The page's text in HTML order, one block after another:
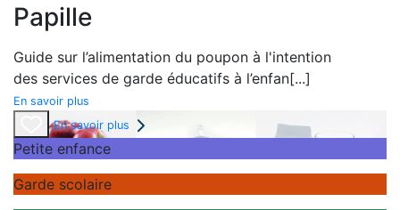
Papille
Guide sur l’alimentation du poupon à l'intention
des services de garde éducatifs à l’enfan[...]
En savoir plus
En savoir plus
Petite enfance
Garde scolaire